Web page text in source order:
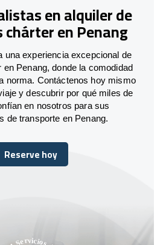
en alquiler de
en Penang
una experiencia excepcional de
Penang, donde la comodidad
norma. Contáctenos hoy mismo
y descubrir por qué miles de
en nosotros para sus
de transporte en Penang.
Reserve hoy
Reserve hoy